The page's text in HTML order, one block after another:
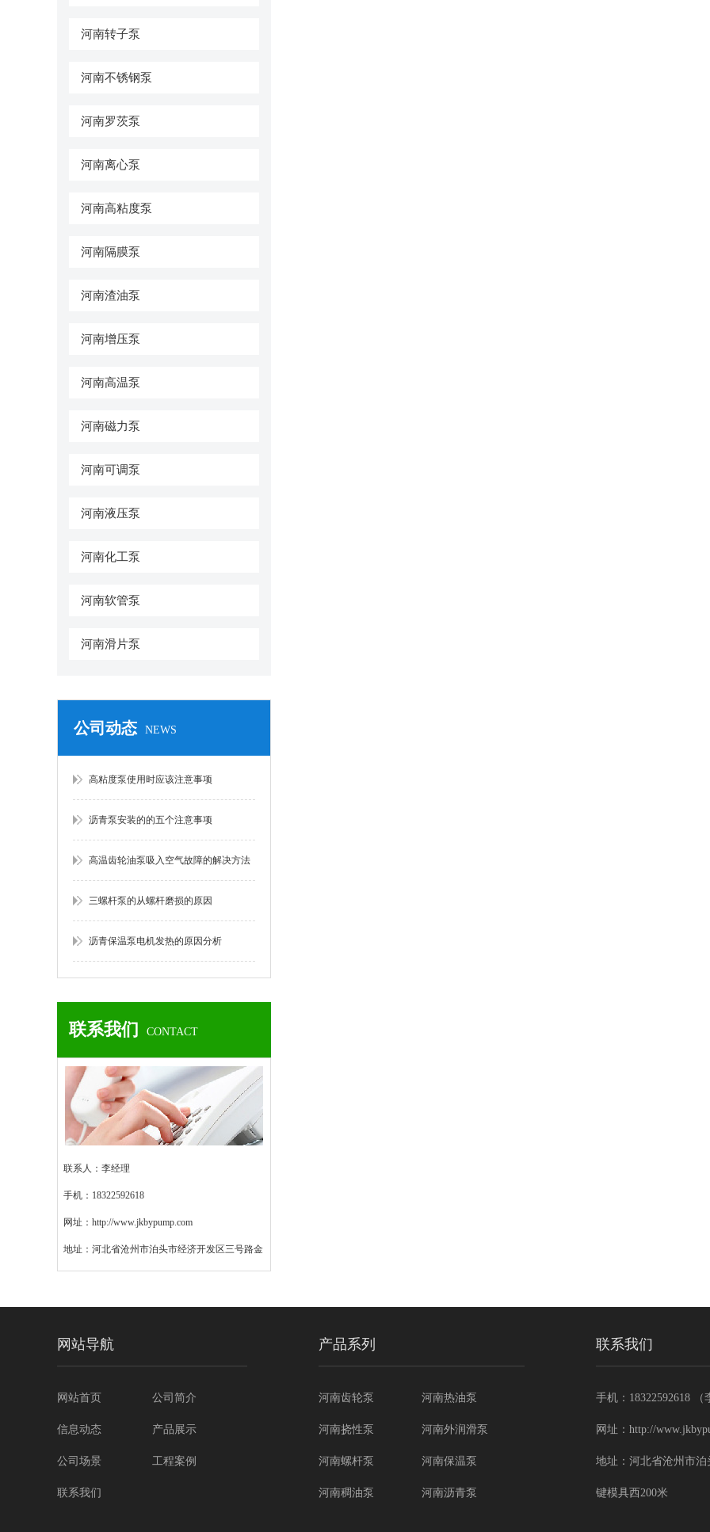
河南转子泵
河南不锈钢泵
河南罗茨泵
河南离心泵
河南高粘度泵
河南隔膜泵
河南渣油泵
河南增压泵
河南高温泵
河南磁力泵
河南可调泵
河南液压泵
河南化工泵
河南软管泵
河南滑片泵
公司动态 NEWS
高粘度泵使用时应该注意事项
沥青泵安装的的五个注意事项
高温齿轮油泵吸入空气故障的解决方法
三螺杆泵的从螺杆磨损的原因
沥青保温泵电机发热的原因分析
联系我们 CONTACT
联系人：李经理
手机：18322592618
网址：http://www.jkbypump.com
地址：河北省沧州市泊头市经济开发区三号路金
网站导航
网站首页 公司简介
信息动态 产品展示
公司场景 工程案例
联系我们
产品系列
河南齿轮泵 河南热油泵
河南挠性泵 河南外润滑泵
河南螺杆泵 河南保温泵
河南稠油泵 河南沥青泵
联系我们
手机：18322592618 （
网址：http://
地址：河北省沧州市
键模具西200米